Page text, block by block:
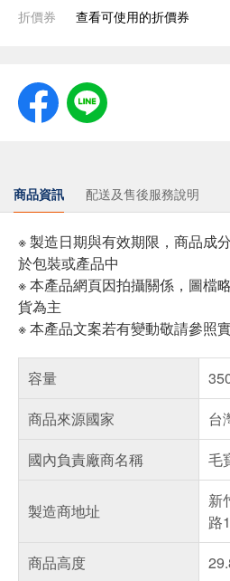
折價券 查看可使用的折價券
商品資訊 配送及售後服務說明
※ 製造日期與有效期限，商品成
於包裝或產品中
※ 本產品網頁因拍攝關係，圖檔
貨為主
※ 本產品文案若有變動敬請參照
容量
商品來源國家
台
國內負責廠商名稱
毛
製造商地址
新
路
商品高度